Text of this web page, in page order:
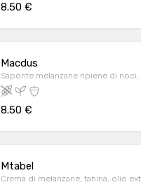
8.50 €
Macdus
Saporite melanzane ripiene di
8.50 €
Mtabel
Crema di melanzane, tahina, olio